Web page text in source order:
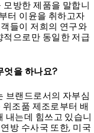
방한 제품을 말합니
터 이윤을 취하고자
들이 저희의 연구와
적으로만 동일한 저급
엇을 하나요?
브랜드로서의 자부심
조품 제조로부터 배
내는데 힘쓰고 있습니
방 수사국 또한, 미국